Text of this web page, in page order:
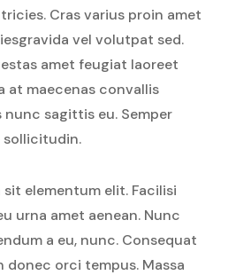
Cras varius proin amet
vel volutpat sed.
amet feugiat laoreet
at maecenas convallis
sagittis eu. Semper
elementum elit. Facilisi
urna amet aenean. Nunc
a eu, nunc. Consequat
orci tempus. Massa